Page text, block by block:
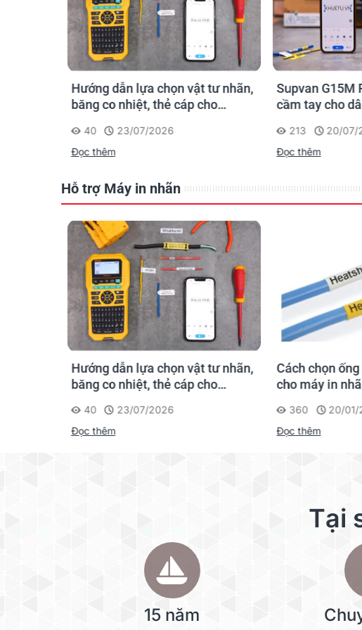
Chuyển đổi đơn vị chiều dài
Tốc độ in (mm/giây)
Chiều cao in tối đa (mm)
Số dòng in tối đa
Phông chữ Sans-serif
Phông chữ Sans-serif nghiêng
Phông chữ Sans-serif tròn
Phông chữ Roman
Phông chữ Roman nghiêng
Hiệu ứng ký tự
Ký hiệu/ký tự đặc biệt
Hướng dẫn lựa chọn vật tư nhãn,
băng co nhiệt, thẻ cáp cho
40
23/07/2026
Đọc thêm
Supvan G15M
cầm tay cho
công trình
213
20/07/
Đọc thêm
Hỗ trợ Máy in nhãn
Hướng dẫn lựa chọn vật tư nhãn,
băng co nhiệt, thẻ cáp cho
40
23/07/2026
Đọc thêm
Cách chọn
cho máy in
360
20/01/
Đọc thêm
Tại
15 năm